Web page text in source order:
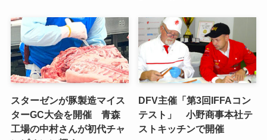
スターゼンが豚製造マイス
ターGC大会を開催 青森
工場の中村さんが初代チャ
DFV主催「第3回IFFAコン
テスト」 小野商事本社テ
ストキッチンで開催